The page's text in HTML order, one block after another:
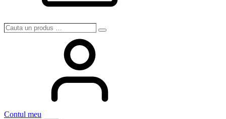
Cauta
Search
Contul meu